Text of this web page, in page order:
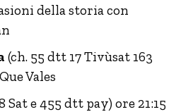
della storia con
(ch. 55 dtt 17 Tivùsat 163
Vales
Sat e 455 dtt pay) ore 21:15